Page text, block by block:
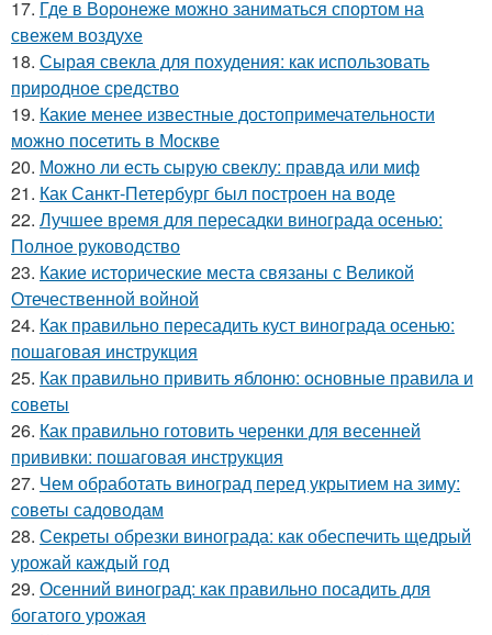
17. Где в Воронеже можно заниматься спортом на
свежем воздухе
18. Сырая свекла для похудения: как использовать
природное средство
19. Какие менее известные достопримечательности
можно посетить в Москве
20. Можно ли есть сырую свеклу: правда или миф
21. Как Санкт-Петербург был построен на воде
22. Лучшее время для пересадки винограда осенью:
Полное руководство
23. Какие исторические места связаны с Великой
Отечественной войной
24. Как правильно пересадить куст винограда осенью:
пошаговая инструкция
25. Как правильно привить яблоню: основные правила и
советы
26. Как правильно готовить черенки для весенней
прививки: пошаговая инструкция
27. Чем обработать виноград перед укрытием на зиму:
советы садоводам
28. Секреты обрезки винограда: как обеспечить щедрый
урожай каждый год
29. Осенний виноград: как правильно посадить для
богатого урожая